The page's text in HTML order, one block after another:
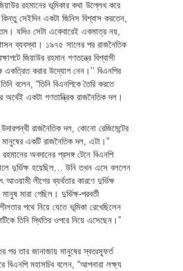
রহমানের ভূমিকার কথা উল্লেখ করে
সেইদিন একটা জিনিস বিশ্বাস করতেন,
যদিও সেটা একেবারেই একমাত্র নয়,
ব্যবস্থা। ১৯৭৫ সালের পর রাজনৈতিক
জিয়াউর রহমান গণতন্ত্রে বিশ্বাসী
একত্রিত করার উদ্যোগ নেন।’’ বিএনপির
বলেন, “তিনি বিএনপিকে তৈরি করতে
একটা গণতান্ত্রিক রাজনৈতিক দল।
রাজনৈতিক দল, কোনো রেজিমেন্টের
একটি রাজনৈতিক দল, এটা।”
অবদানের প্রসঙ্গ টেনে বিএনপি
দুর্ভিক্ষ হয়েছিল… উনি তখন এসে বললেন
আওয়ামী লীগের ব্যর্থতার কারণে দুর্ভিক্ষ
মারা গেছিল। দুর্ভিক্ষ-পরবর্তী
পথে নিয়ে যেতে ভূমিকা রেখেছিলেন
তিনি স্থিতির ওপরে নিয়ে এসেছেন।”
পর তার জানাজায় মানুষের স্বতঃস্ফূর্ত
বিএনপি মহাসচিব বলেন, “আপনারা লক্ষ্য